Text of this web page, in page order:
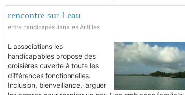
rencontre sur l eau
entre handicapés dans les Antilles
L associations les
handicapables propose des
croisières ouverte à toute les
différences fonctionnelles.
Inclusion, bienveillance, larguer